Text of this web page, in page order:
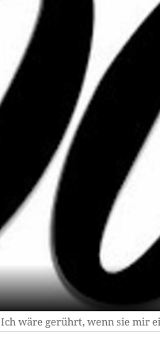
Ich wäre gerührt, wenn sie mir